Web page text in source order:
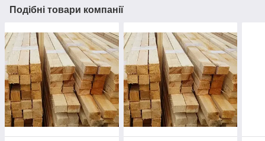
Подібні товари компанії